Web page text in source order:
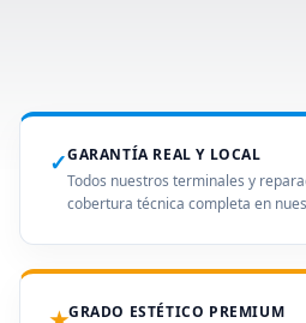
✓GARANTÍA REAL Y LOCAL
Todos nuestros terminales y
cobertura técnica completa en
GRADO ESTÉTICO PREMIUM